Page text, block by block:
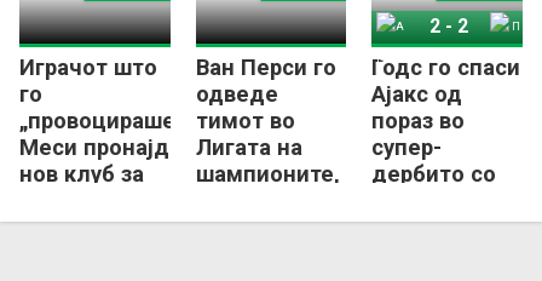
Играчот што
го
„провоцираше“
Меси пронајде
нов клуб за
Ван Перси го
одведе
тимот во
Лигата на
шампионите,
отказ
Годс го спаси
Ајакс од
пораз во
супер-
дербито со
Ајндховен
Ајакс
2- 2
ПСВ Ајндховен